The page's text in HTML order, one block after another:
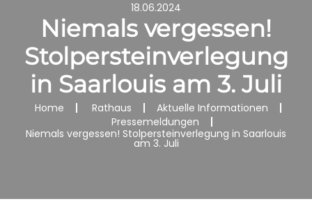
18.06.2024
Niemals vergessen!
Stolpersteinverlegung
in Saarlouis am 3. Juli
Home Rathaus
Aktuelle Informationen
Pressemeldungen
Niemals vergessen! Stolpersteinverlegung in Saarlouis
am 3. Juli